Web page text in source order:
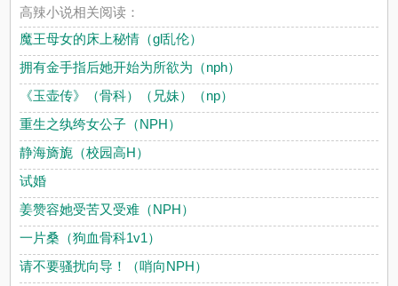
高辣小说相关阅读：
魔王母女的床上秘情（gl乱伦）
拥有金手指后她开始为所欲为（nph）
《玉壶传》（骨科）（兄妹）（np）
重生之纨绔女公子（NPH）
静海旖旎（校园高H）
试婚
姜赞容她受苦又受难（NPH）
一片桑（狗血骨科1v1）
请不要骚扰向导！（哨向NPH）